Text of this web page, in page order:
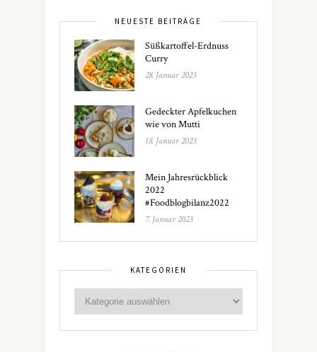
NEUESTE BEITRÄGE
Süßkartoffel-Erdnuss
Curry
28. Januar 2023
Gedeckter Apfelkuchen
wie von Mutti
18. Januar 2023
Mein Jahresrückblick
2022
#Foodblogbilanz2022
7. Januar 2023
KATEGORIEN